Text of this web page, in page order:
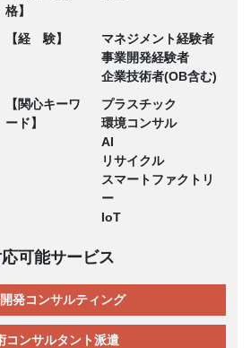
格】
【経 験】
マネジメント経験者
事業開発経験者
企業技術者(OB含む)
【関心キーワ
ード】
プラスチック
環境コンサル
AI
リサイクル
スマートファクトリ
ー
IoT
可能サービス
発コンサルティング
コンサルタント派遣